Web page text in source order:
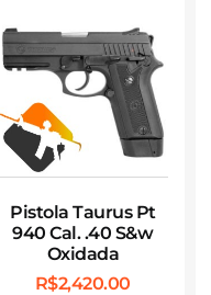
Pistola Taurus Pt
940 Cal. .40 S&w
Oxidada
R$2,420.00